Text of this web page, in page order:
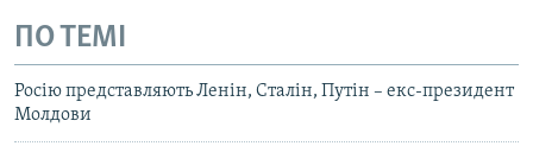
ПО ТЕМІ
Росію представляють Ленін, Сталін, Путін – екс-президент
Молдови